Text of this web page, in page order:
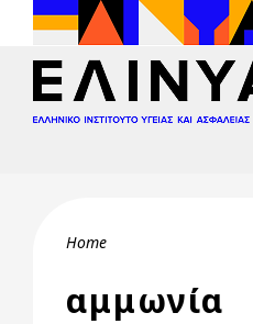
Skip to main content
Breadcrumb
Home
αμμωνία